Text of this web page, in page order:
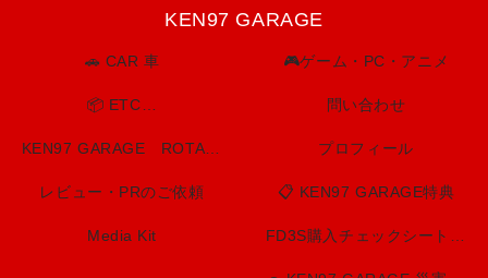
KEN97 GARAGE
🚗 CAR 車 🎮ゲーム・PC・アニメ
📦 ETC… 問い合わせ
プロフィール
レビュー・PRのご依頼 📋 KEN97 GARAGE特典
Media Kit